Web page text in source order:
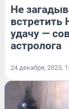
Не
встретить
удачу —
астролога
24 декабря, 2023,